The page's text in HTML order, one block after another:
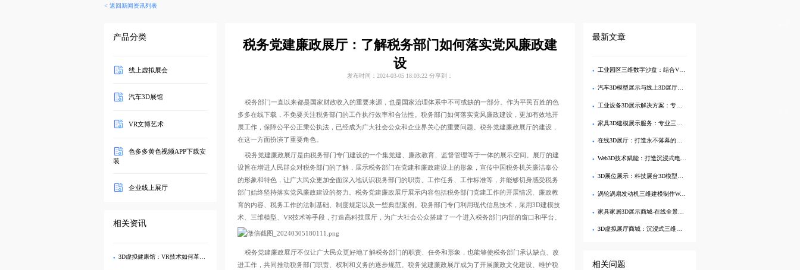
< 返回新闻资讯列表
产品分类
线上虚拟展会
汽车3D展馆
VR文博艺术
色多多黄色视频APP下载安
装
企业线上展厅
相关资讯
3D虚拟健康馆：VR技术如何革新医疗健康科普
税务党建廉政展厅：了解税务部门如何落实党风廉政建
设
发布时间：2024-03-05 18:03:22 分享到：
税务部门一直以来都是国家财政收入的重要来源，也是国家治理体系中不可或缺的一部分。作为平民百姓的色
多多在线下载，不免要关注税务部门的工作执行效率和合法性。税务部门如何落实党风廉政建设，更加有效地开
展工作，保障公平公正秉公执法，已经成为广大社会公众和企业界关心的重要问题。税务党建廉政展厅的建设，
在这一方面扮演了重要角色。
税务党建廉政展厅是由税务部门专门建设的一个集党建、廉政教育、监督管理等于一体的展示空间。展厅的建
设旨在增进人民群众对税务部门的了解，展示税务部门在党建和廉政建设上的形象，宣传中国税务机关廉洁奉公
的形象和特色，让广大民众更加全面深入地认识税务部门的职责、工作任务、工作标准等，并能够切身感受税务
部门始终坚持落实党风廉政建设的努力。税务党建廉政展厅展示内容包括税务部门党建工作的开展情况、廉政教
育的内容、税务工作的法制基础、制度规定以及一些典型案例。税务部门专门利用现代信息技术，采用3D建模技
术、三维模型、VR技术等手段，打造高科技展厅，为广大社会公众搭建了一个进入税务部门内部的窗口和平台。
税务党建廉政展厅不仅让广大民众更好地了解税务部门的职责、任务和形象，也能够使税务部门承认缺点、改
进工作，共同推动税务部门职责、权利和义务的逐步规范。税务党建廉政展厅成为了开展廉政文化建设、维护税
最新文章
工业园区三维数字沙盘：结合VR设备全方位展示产业布局
汽车3D模型展示与线上3D展厅一体化解决方案
工业设备3D展示解决方案：专业三维建模与线上3D展示服务
家具3D建模展示服务：专业三维建模与线上展示一站式解决方案
在线3D展厅：打造永不落幕的家具品牌数字展馆
Web3D技术赋能：打造沉浸式电商3D产品展示与线上购物体验
3D展位展示：科技展台3D模型制作与现代展台数字展示
涡轮涡扇发动机三维建模制作Web3D展示
家具家居3D展示商城-在线全景漫游，实景般搭配体验
3D虚拟展厅商城：沉浸式三维产品展示与采购新体验
相关问题